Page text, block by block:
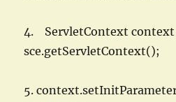
4. ServletContext context
sce.getServletContext();
5.